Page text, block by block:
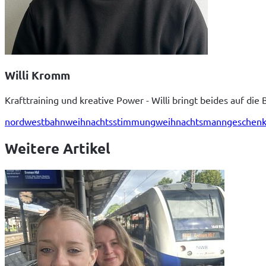
Willi Kromm
Krafttraining und kreative Power - Willi bringt beides auf die
nordwestbahnweihnachtsstimmungweihnachtsmann
Weitere Artikel